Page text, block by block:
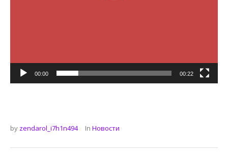
00:00 00:22
by zendarol_i7h1n494 In Новости